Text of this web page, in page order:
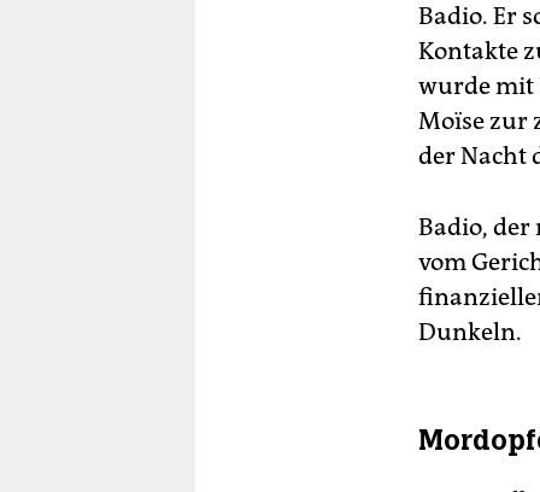
Badio. Er
Kontakte
wurde mit
Moïse zur
der Nacht
Badio, der
vom
Dunkeln.